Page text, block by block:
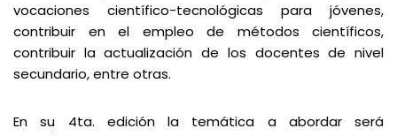
vocaciones científico-tecnológicas para jóvenes,
contribuir en el empleo de métodos científicos,
contribuir la actualización de los docentes de nivel
secundario, entre otras.
En su 4ta. edición la temática a abordar será